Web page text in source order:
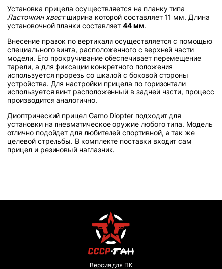
Установка прицела осуществляется на планку типа
Ласточкин хвостширина которой составляет 11 мм. Длина
установочной планки составляет 44 мм.
Внесение правок по вертикали осуществляется с помощью
специального винта, расположенного с верхней части
модели. Его прокручивание обеспечивает перемещение
тарели, а для фиксации конкретного положения
используется прорезь со шкалой с боковой стороны
устройства. Для настройки прицела по горизонтали
используется винт расположенный в задней части, процесс
производится аналогично.
Диоптрический прицел Gamo Diopter подходит для
установки на пневматическое оружие любого типа. Модель
отлично подойдет для любителей спортивной, а так же
целевой стрельбы. В комплекте поставки входит сам
прицел и резиновый наглазник.
Версия для ПК